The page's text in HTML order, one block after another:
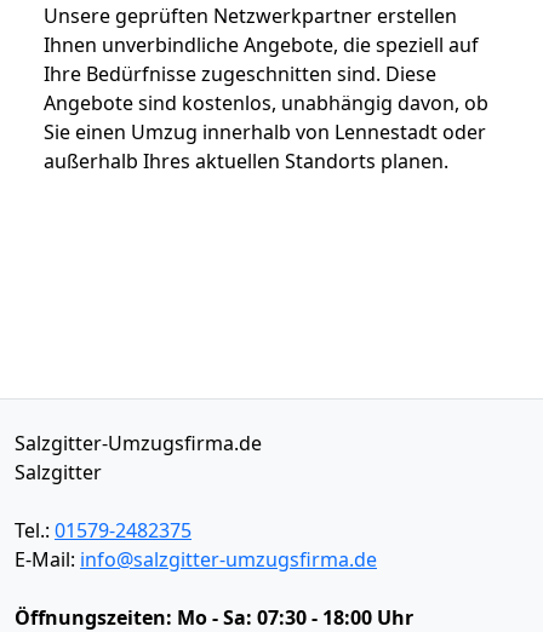
Unsere geprüften Netzwerkpartner erstellen
Ihnen unverbindliche Angebote, die speziell auf
Ihre Bedürfnisse zugeschnitten sind. Diese
Angebote sind kostenlos, unabhängig davon, ob
Sie einen Umzug innerhalb von Lennestadt oder
außerhalb Ihres aktuellen Standorts planen.
Salzgitter-Umzugsfirma.de
Salzgitter
Tel.: 01579-2482375
E-Mail: info@salzgitter-umzugsfirma.de
Öffnungszeiten: Mo - Sa: 07:30 - 18:00 Uhr